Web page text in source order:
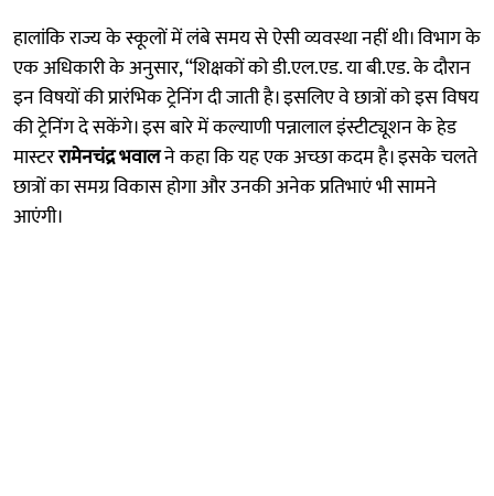
हालांकि राज्य के स्कूलों में लंबे समय से ऐसी व्यवस्था नहीं थी। विभाग के
एक अधिकारी के अनुसार, “शिक्षकों को डी.एल.एड. या बी.एड. के दौरान
इन विषयों की प्रारंभिक ट्रेनिंग दी जाती है। इसलिए वे छात्रों को इस विषय
की ट्रेनिंग दे सकेंगे। इस बारे में कल्याणी पन्नालाल इंस्टीट्यूशन के हेड
मास्टररामेनचंद्र भवालने कहा कि यह एक अच्छा कदम है। इसके चलते
छात्रों का समग्र विकास होगा और उनकी अनेक प्रतिभाएं भी सामने
आएंगी।